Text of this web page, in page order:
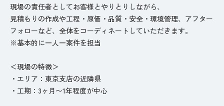
現場の責任者としてお客様とやりとりしながら、
見積もりの作成や工程・原価・品質・安全・環境管理、アフター
フォローなど、全体をコーディネートしていただきます。
※基本的に一人一案件を担当
＜現場の特徴＞
・エリア：東京支店の近隣県
・工期：3ヶ月〜1年程度が中心